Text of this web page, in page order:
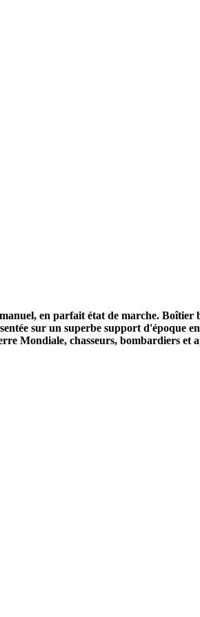
en parfait état de marche. Boîtier
sur un superbe support d'époque
Mondiale, chasseurs, bombardiers et